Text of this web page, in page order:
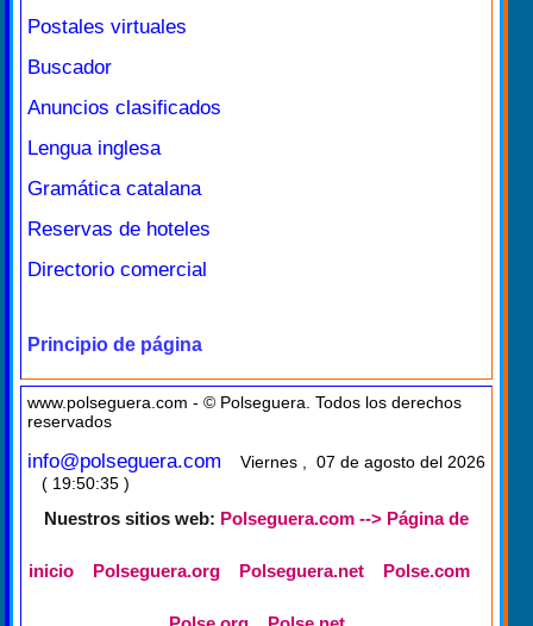
Postales virtuales
Buscador
Anuncios clasificados
Lengua inglesa
Gramática catalana
Reservas de hoteles
Directorio comercial
Principio de página
www.polseguera.com - © Polseguera. Todos los derechos
reservados
info@polseguera.com
Viernes , 07 de agosto del 2026
( 19:50:35 )
Nuestros sitios web: Polseguera.com --> Página de
inicio Polseguera.org Polseguera.net Polse.com